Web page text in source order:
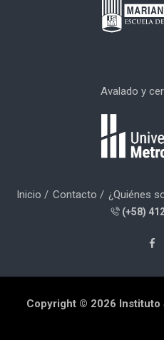
Avalado y
Inicio Contacto ¿Quiénes
(+58)
Copyright © 2026 Instituto